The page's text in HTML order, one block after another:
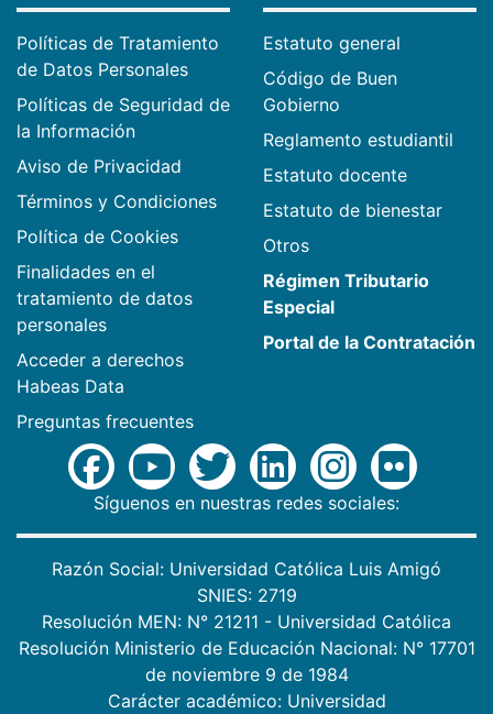
Políticas de Tratamiento
de Datos Personales
Políticas de Seguridad de
la Información
Aviso de Privacidad
Términos y Condiciones
Política de Cookies
Finalidades en el
tratamiento de datos
personales
Acceder a derechos
Habeas Data
Preguntas frecuentes
Estatuto general
Código de Buen
Gobierno
Reglamento estudiantil
Estatuto docente
Estatuto de bienestar
Otros
Régimen Tributario
Especial
Portal de la Contratación
Síguenos en nuestras redes sociales:
Razón Social: Universidad Católica Luis Amigó
SNIES: 2719
Resolución MEN: N° 21211 - Universidad Católica
Resolución Ministerio de Educación Nacional: N° 17701
de noviembre 9 de 1984
Carácter académico: Universidad